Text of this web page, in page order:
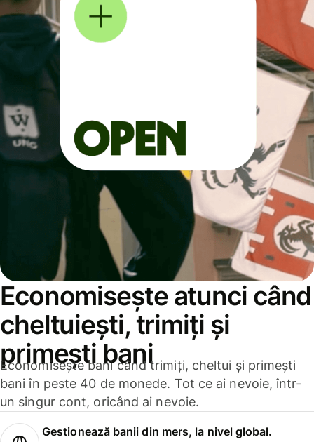
Economisește atunci când
cheltuiești, trimiți și
primești bani
Economisește bani când trimiți, cheltui și primești
bani în peste 40 de monede. Tot ce ai nevoie, într-
un singur cont, oricând ai nevoie.
Gestionează banii din mers, la nivel global.